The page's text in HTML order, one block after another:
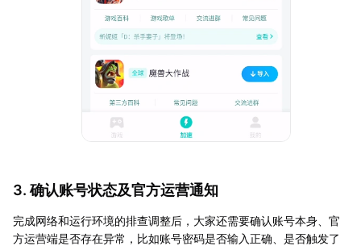
3. 确认账号状态及官方运营通知
完成网络和运行环境的排查调整后，大家还需要确认账号本身、官
方运营端是否存在异常，比如账号密码是否输入正确、是否触发了